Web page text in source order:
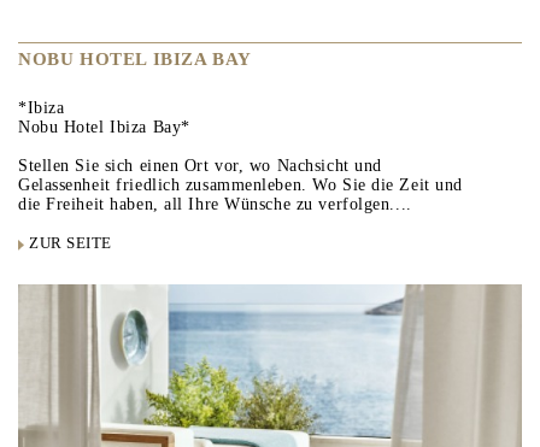
NOBU HOTEL IBIZA BAY
*Ibiza
Nobu Hotel Ibiza Bay*
Stellen Sie sich einen Ort vor, wo Nachsicht und
Gelassenheit friedlich zusammenleben. Wo Sie die Zeit und
die Freiheit haben, all Ihre Wünsche zu verfolgen....
ZUR SEITE